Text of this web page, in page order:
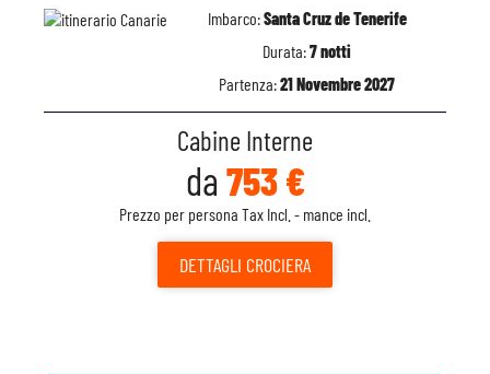
Imbarco:Santa Cruz de Tenerife
Durata:7 notti
Partenza:21 Novembre 2027
Cabine Interne
da 753 €
Prezzo per persona Tax Incl. - mance incl.
DETTAGLI CROCIERA